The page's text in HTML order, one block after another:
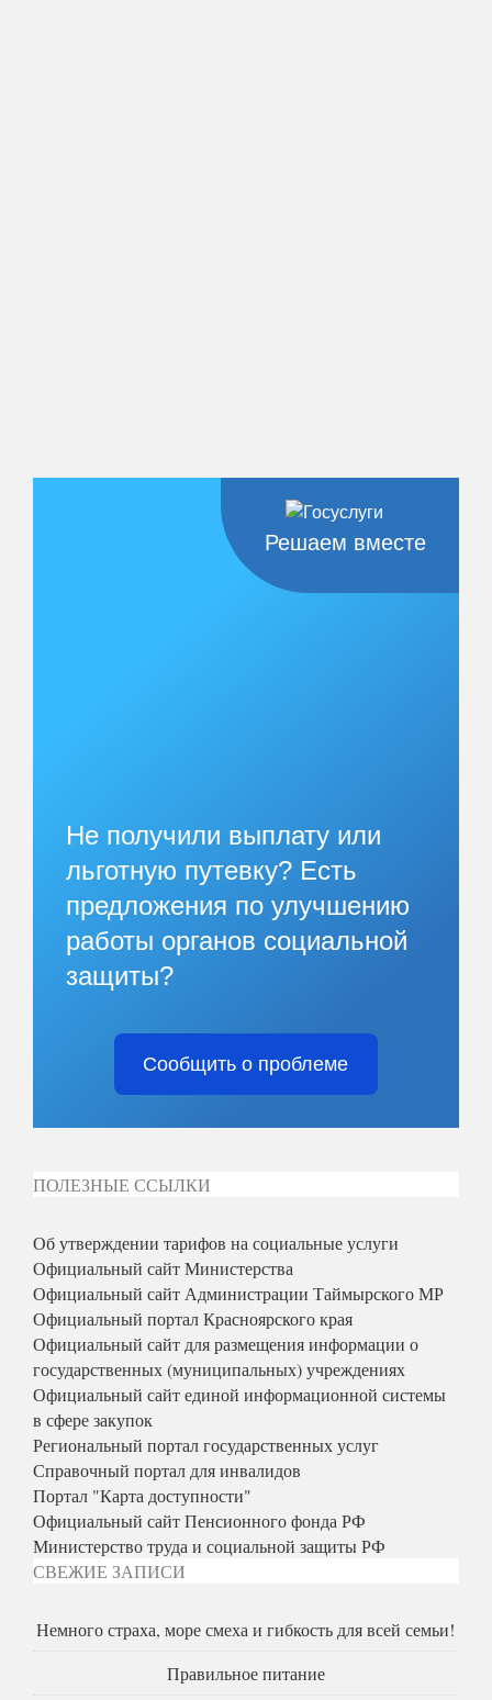
Решаем вместе
Не получили выплату или
льготную путевку? Есть
предложения по улучшению
работы органов социальной
защиты?
Сообщить о проблеме
ПОЛЕЗНЫЕ ССЫЛКИ
Об утверждении тарифов на социальные услуги
Официальный сайт Министерства
Официальный сайт Администрации Таймырского МР
Официальный портал Красноярского края
Официальный сайт для размещения информации о
государственных (муниципальных) учреждениях
Официальный сайт единой информационной системы
в сфере закупок
Региональный портал государственных услуг
Справочный портал для инвалидов
Портал "Карта доступности"
Официальный сайт Пенсионного фонда РФ
Министерство труда и социальной защиты РФ
СВЕЖИЕ ЗАПИСИ
Немного страха, море смеха и гибкость для всей семьи!
Правильное питание